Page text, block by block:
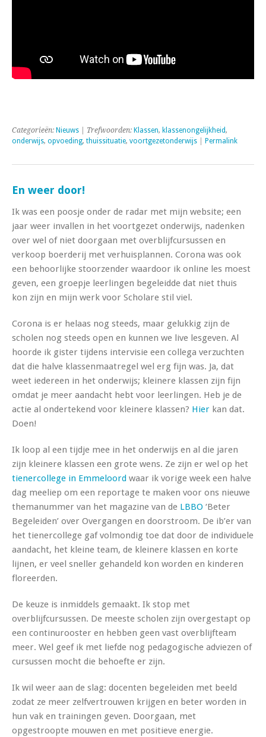
Categorieën: Nieuws | Trefwoorden: Klassen, klassenongelijkheid,
onderwijs, opvoeding, thuissituatie, voortgezetonderwijs Permalink
En weer door!
Ik was een poosje onder de radar met mijn website; een
jaar weer invallen in het voortgezet onderwijs, nadenken
over wel of niet doorgaan met overblijfcursussen en
verkoop boerderij met verhuisplannen. Corona was ook
een behoorlijke stoorzender waardoor ik online les moest
geven, een groepje leerlingen begeleidde dat niet thuis
kon zijn en mijn werk voor Scholare stil viel.
Corona is er helaas nog steeds, maar gelukkig zijn de
scholen nog steeds open en kunnen we live lesgeven. Al
hoorde ik gister tijdens intervisie een collega verzuchten
dat die halve klassenmaatregel wel erg fijn was. Ja, dat
weet iedereen in het onderwijs; kleinere klassen zijn fijn
omdat je meer aandacht hebt voor leerlingen. Heb je de
actie al ondertekend voor kleinere klassen? Hier kan dat.
Doen!
Ik loop al een tijdje mee in het onderwijs en al die jaren
zijn kleinere klassen een grote wens. Ze zijn er wel op het
tienercollege in Emmeloord waar ik vorige week een halve
dag meeliep om een reportage te maken voor ons nieuwe
themanummer van het magazine van de LBBO ‘Beter
Begeleiden’ over Overgangen en doorstroom. De ib’er van
het tienercollege gaf volmondig toe dat door de individuele
aandacht, het kleine team, de kleinere klassen en korte
lijnen, er veel sneller gehandeld kon worden en kinderen
floreerden.
De keuze is inmiddels gemaakt. Ik stop met
overblijfcursussen. De meeste scholen zijn overgestapt op
een continurooster en hebben geen vast overblijfteam
meer. Wel geef ik met liefde nog pedagogische adviezen of
cursussen mocht die behoefte er zijn.
Ik wil weer aan de slag: docenten begeleiden met beeld
zodat ze meer zelfvertrouwen krijgen en beter worden in
hun vak en trainingen geven. Doorgaan, met
opgestroopte mouwen en met positieve energie.